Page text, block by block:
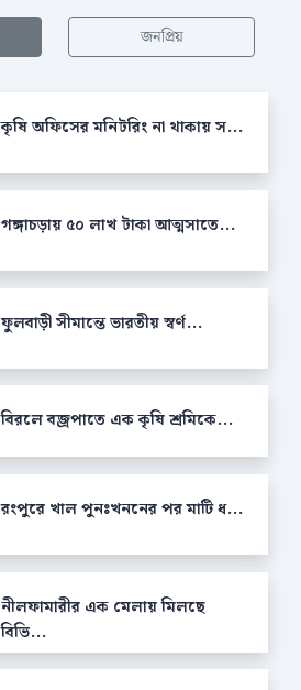
জনপ্রিয়
কৃষি অফিসের মনিটরিং না থাকায় স...
গঙ্গাচড়ায় ৫০ লাখ টাকা আত্মসাতে...
ফুলবাড়ী সীমান্তে ভারতীয় স্বর্ণ...
বিরলে বজ্রপাতে এক কৃষি শ্রমিকে...
রংপুরে খাল পুনঃখননের পর মাটি ধ...
নীলফামারীর এক মেলায় মিলছে
বিভি...